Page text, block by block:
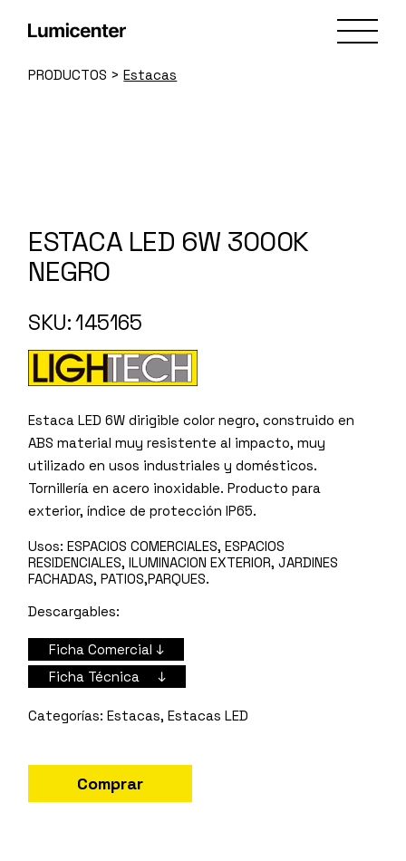
PRODUCTOS >Estacas
ESTACA LED 6W 3000K
NEGRO
SKU: 145165
Estaca LED 6W dirigible color negro, construido en
ABS material muy resistente al impacto, muy
utilizado en usos industriales y domésticos.
Tornillería en acero inoxidable. Producto para
exterior, índice de protección IP65.
Usos:ESPACIOS COMERCIALES, ESPACIOS
RESIDENCIALES, ILUMINACION EXTERIOR, JARDINES
FACHADAS, PATIOS,PARQUES.
Descargables:
Ficha Comercial ↓
Ficha Técnica ↓
Estacas,Estacas LED
Comprar